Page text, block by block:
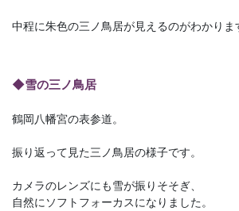
中程に朱色の三ノ鳥居が見えるのがわかりま
◆雪の三ノ鳥居
鶴岡八幡宮の表参道。
振り返って見た三ノ鳥居の様子です。
カメラのレンズにも雪が振りそそぎ、
自然にソフトフォーカスになりました。